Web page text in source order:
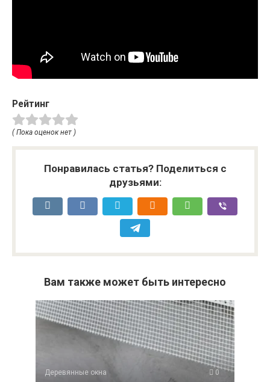
Рейтинг
( Пока оценок нет )
Понравилась статья? Поделиться с
друзьями:
Вам также может быть интересно
Деревянные окна 0